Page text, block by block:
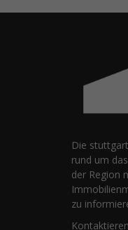
Die
rund um
der Region
zu